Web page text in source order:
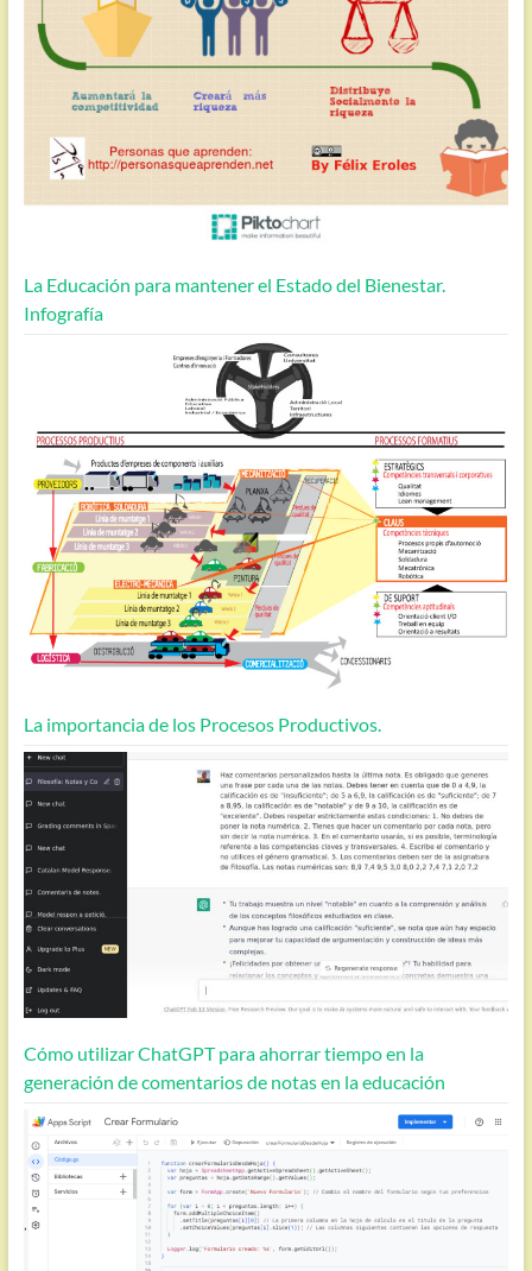
La Educación para mantener el Estado del Bienestar.
Infografía
La importancia de los Procesos Productivos.
Cómo utilizar ChatGPT para ahorrar tiempo en la
generación de comentarios de notas en la educación